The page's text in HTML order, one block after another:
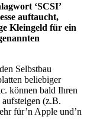
‘SCSI’
auftaucht,
Kleingeld für ein
Selbstbau
beliebiger
können bald Ihren
(z.B.
für’n Apple und’n